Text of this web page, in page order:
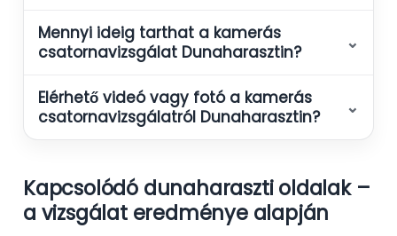
Mennyi ideig tarthat a kamerás
csatornavizsgálat Dunaharasztin?
⌄
Elérhető videó vagy fotó a kamerás
csatornavizsgálatról Dunaharasztin?
⌄
Kapcsolódó dunaharaszti oldalak –
a vizsgálat eredménye alapján